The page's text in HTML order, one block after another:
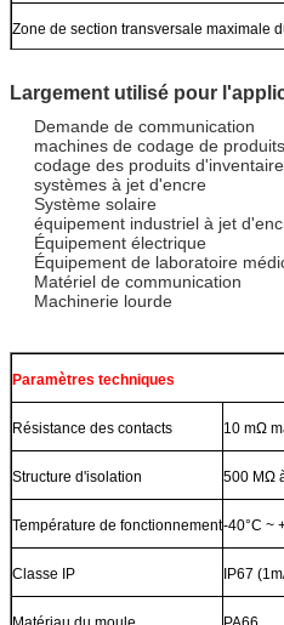
Zone de section transversale maximale
Largement utilisé pour
Demande de communication
machines de codage de produits
codage des produits d'inventaire
systèmes à jet d'encre
Système solaire
équipement industriel à jet
Équipement électrique
Équipement de laboratoire
Matériel de communication
Machinerie lourde
Paramètres techniques
Résistance des contacts 10 mΩ
Structure d'isolation 500 MΩ
Température de fonctionnement-40°C ~
Classe IP IP67